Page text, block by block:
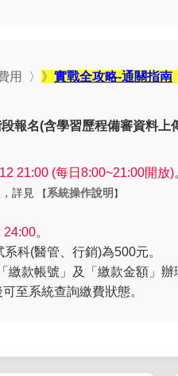
用 〉 》 實戰全攻略-通關指南
報名(含學習歷程備審資料上
21:00 (每日8:00~21:00開放)
詳見 【 系統操作說明 】
24:00。
科(醫管、行銷)為500元。
款帳號」及「繳款金額」
至系統查詢繳費狀態。